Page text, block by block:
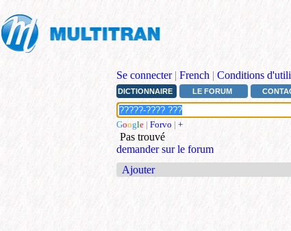
Se connecter | French | Conditions
DICTIONNAIRE LE FORUM
Google | Forvo | +
Pas trouvé
demander sur le forum
Ajouter